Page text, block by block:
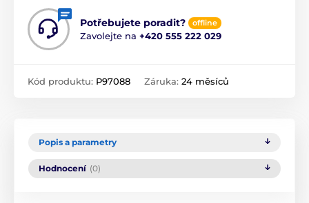
Potřebujete poradit? offline
Zavolejte na +420 555 222 029
Kód produktu: P97088 Záruka: 24 měsíců
Popis a parametry
Hodnocení (0)